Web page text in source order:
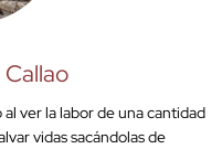
ver la labor de una cantidad
vidas sacándolas de